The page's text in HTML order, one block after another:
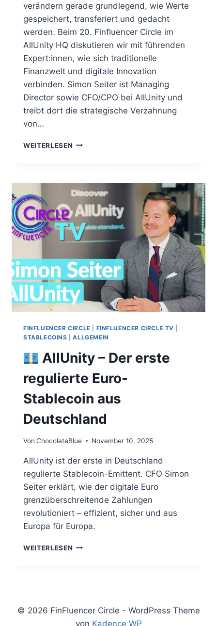
verändern gerade grundlegend, wie Werte
gespeichert, transferiert und gedacht
werden. Beim 20. Finfluencer Circle im
AllUnity HQ diskutieren wir mit führenden
Expert:innen, wie sich traditionelle
Finanzwelt und digitale Innovation
verbinden. Simon Seiter ist Managing
Director sowie CFO/CPO bei AllUnity und
treibt dort die strategische Verzahnung
von…
WEITERLESEN
FINFLUENCER
CIRCLE,
HOSTED
BY
ALLUNITY
FINFLUENCER CIRCLE FINFLUENCER CIRCLE TV
STABLECOINS |ALLGEMEIN
AllUnity – Der erste
regulierte Euro-
Stablecoin aus
Deutschland
Von ChocolateBlue November 10, 2025
AllUnity ist der erste in Deutschland
regulierte Stablecoin-Emittent. CFO Simon
Seiter erklärt, wie der digitale Euro
grenzüberschreitende Zahlungen
revolutioniert – effizient, sicher und aus
Europa für Europa.
WEITERLESEN
© 2026 FinFluencer Circle - WordPress Theme
von Kadence WP